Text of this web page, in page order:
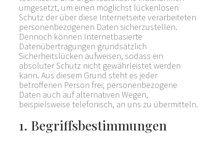
umgesetzt, um einen möglichst lückenlosen
Schutz der über diese Internetseite verarbeiteten
personenbezogenen Daten sicherzustellen.
Dennoch können Internetbasierte
Datenübertragungen grundsätzlich
Sicherheitslücken aufweisen, sodass ein
absoluter Schutz nicht gewährleistet werden
kann. Aus diesem Grund steht es jeder
betroffenen Person frei, personenbezogene
Daten auch auf alternativen Wegen,
beispielsweise telefonisch, an uns zu übermitteln.
1. Begriffsbestimmungen